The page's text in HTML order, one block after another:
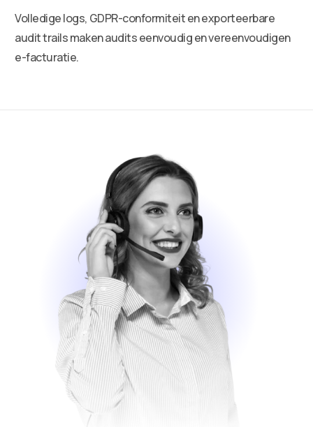
Volledige logs, GDPR-conformiteit en exporteerbare
audit trails maken audits eenvoudig en vereenvoudigen
e-facturatie.